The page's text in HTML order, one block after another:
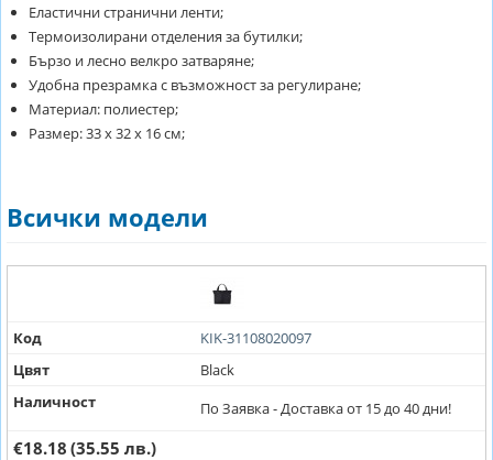
Еластични странични ленти;
Термоизолирани отделения за бутилки;
Бързо и лесно велкро затваряне;
Удобна презрамка с възможност за регулиране;
Материал: полиестер;
Размер: 33 х 32 х 16 см;
Всички модели
Код
KIK-31108020097
Цвят
Black
Наличност
По Заявка - Доставка от 15 до 40 дни!
€18.18 (35.55 лв.)